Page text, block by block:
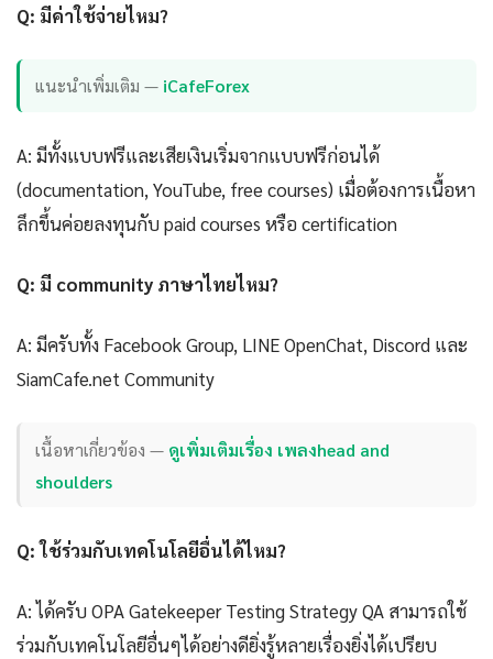
Q: มีค่าใช้จ่ายไหม?
แนะนำเพิ่มเติม — iCafeForex
A: มีทั้งแบบฟรีและเสียเงินเริ่มจากแบบฟรีก่อนได้
(documentation, YouTube, free courses) เมื่อต้องการเนื้อหา
ลึกขึ้นค่อยลงทุนกับ paid courses หรือ certification
Q: มี community ภาษาไทยไหม?
A: มีครับทั้ง Facebook Group, LINE OpenChat, Discord และ
SiamCafe.net Community
เนื้อหาเกี่ยวข้อง — ดูเพิ่มเติมเรื่อง เพลงhead and
shoulders
Q: ใช้ร่วมกับเทคโนโลยีอื่นได้ไหม?
A: ได้ครับ OPA Gatekeeper Testing Strategy QA สามารถใช้
ร่วมกับเทคโนโลยีอื่นๆได้อย่างดียิ่งรู้หลายเรื่องยิ่งได้เปรียบ